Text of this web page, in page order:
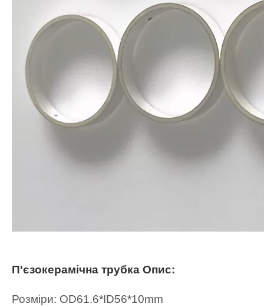
П'єзокерамічна трубка Опис:
Розміри: OD61.6*ID56*10mm